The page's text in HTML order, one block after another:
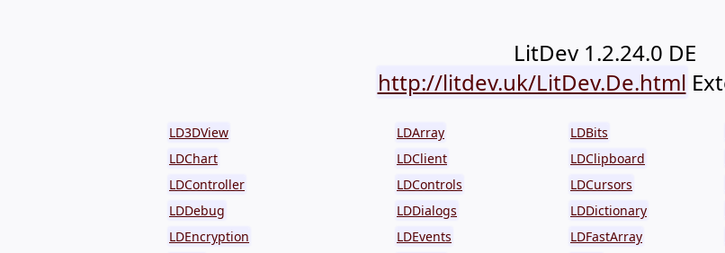
LitDev 1.2.24.0 DE
http://litdev.uk/LitDev.De.html
LD3DView LDArray LDBits
LDChart
LDClient LDClipboard
LDController
LDControls LDCursors
LDDebug
LDDialogs LDDictionary
LDEncryption
LDEvents LDFastArray